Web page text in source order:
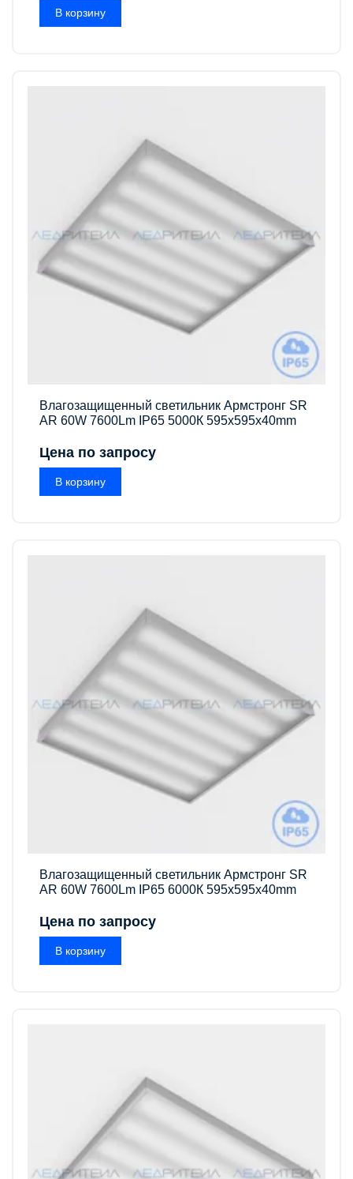
В корзину
Влагозащищенный светильник Армстронг SR
AR 60W 7600Lm IP65 5000К 595x595x40mm
Цена по запросу
В корзину
Влагозащищенный светильник Армстронг SR
AR 60W 7600Lm IP65 6000К 595x595x40mm
Цена по запросу
В корзину